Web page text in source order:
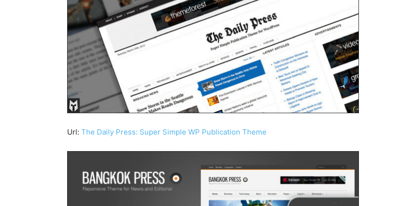
Url: The Daily Press: Super Simple WP Publication Theme